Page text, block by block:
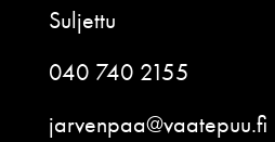
Suljettu
040 740 2155
jarvenpaa@vaatepuu.fi